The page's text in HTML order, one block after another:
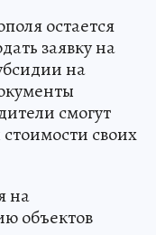
остается
заявку на
на
смогут
своих
на
объектов